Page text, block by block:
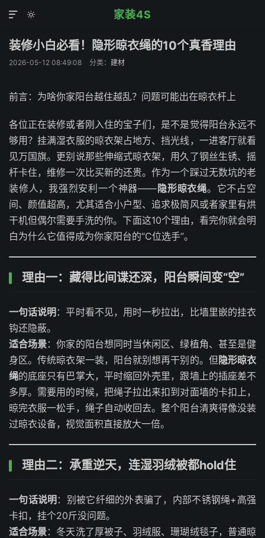
家装4S


装修小白必看！隐形晾衣绳的10个真香理由
2026-05-12 08:49:08 分类： 建材
前言：为啥你家阳台越住越乱？问题可能出在晾衣杆上
各位正在装修或者刚入住的宝子们，是不是觉得阳台永远不
够用？挂满湿衣服的晾衣架占地方、挡光线，一进客厅就看
见万国旗。更别说那些伸缩式晾衣架，用久了钢丝生锈、摇
杆卡住，维修一次比买新的还贵。作为一个踩过无数坑的老
装修人，我强烈安利一个神器—— 隐形晾衣绳。它不占空
间、颜值超高，尤其适合小户型、追求极简风或者家里有烘
干机但偶尔需要手洗的你。下面这10个理由，看完你就会明
白为什么它值得成为你家阳台的“C位选手”。
理由一：藏得比间谍还深，阳台瞬间变“空”
一句话说明 ：平时看不见，用时一秒拉出，比墙里嵌的挂衣
钩还隐蔽。
适合场景：你家的阳台想同时当休闲区、绿植角、甚至是健
身区。传统晾衣架一装，阳台就别想再干别的。但 隐形晾衣
绳的底座只有巴掌大，平时缩回外壳里，跟墙上的插座差不
多厚。需要用的时候，把绳子拉出来扣到对面墙的卡扣上，
晾完衣服一松手，绳子自动收回去。整个阳台清爽得像没装
过晾衣设备，视觉面积直接放大一倍。
理由二：承重逆天，连湿羽绒被都hold住
一句话说明 ：别被它纤细的外表骗了，内部不锈钢绳+高强
卡扣，挂个20斤没问题。
适合场景：冬天洗了厚被子、羽绒服、珊瑚绒毯子，普通晾